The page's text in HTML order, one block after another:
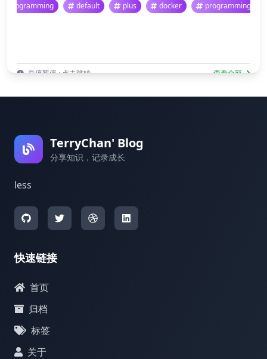
programming default plus docker programming
悬停暂停 · 点击跳转 查看全部
TerryChan' Blog
分享知识，记录成长
less
快速链接
首页
归档
标签
关于